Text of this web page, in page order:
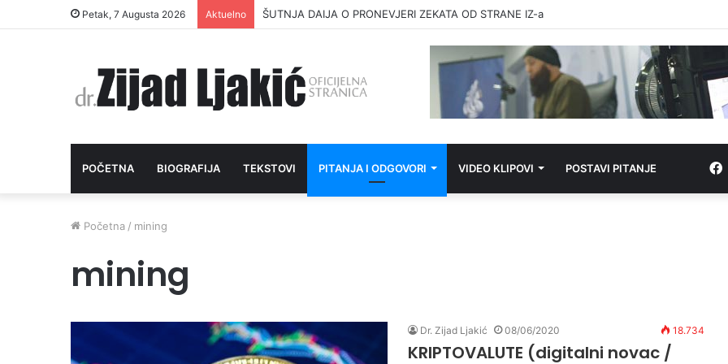
Petak, 7 Augusta 2026 Aktuelno ŠUTNJA DAIJA O PRONEVJERI ZEKATA OD STRANE IZ-a
POČETNA BIOGRAFIJA TEKSTOVI PITANJA I ODGOVORI VIDEO KLIPOVI POSTAVI PITANJE
Početna / mining
mining
Dr. Zijad Ljakić 08/06/2020 18.734
KRIPTOVALUTE (digitalni novac /